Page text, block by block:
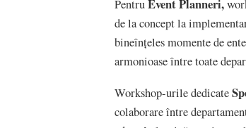
PentruEvent Planneri,
de la concept la
bineînțeles momente de
armonioase între toate
Workshop-urile dedicate
colaborare între